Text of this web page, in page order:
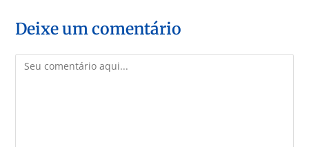
Deixe um comentário